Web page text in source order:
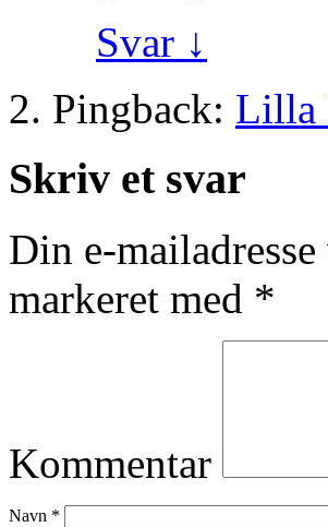
Svar ↓
Pingback: Lilla
Skriv et svar
Din e-
markeret med *
Kommentar
Navn *